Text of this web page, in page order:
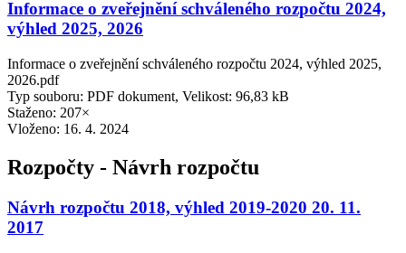
Informace o zveřejnění schváleného rozpočtu 2024,
výhled 2025, 2026
Informace o zveřejnění schváleného rozpočtu 2024, výhled 2025,
2026.pdf
Typ souboru: PDF dokument, Velikost: 96,83 kB
Staženo: 207×
Vloženo: 16. 4. 2024
Rozpočty - Návrh rozpočtu
Návrh rozpočtu 2018, výhled 2019-2020 20. 11.
2017